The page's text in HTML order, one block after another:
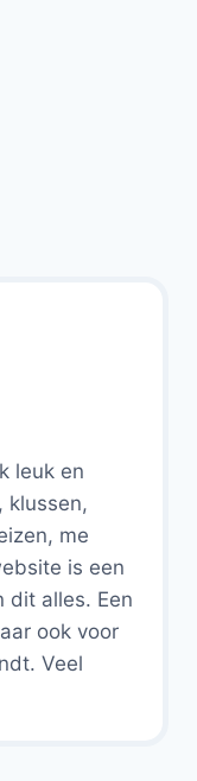
leuk en
klussen,
me
is een
dit alles. Een
ook voor
Veel